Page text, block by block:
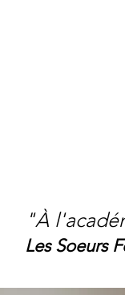
"À
Les Soeurs